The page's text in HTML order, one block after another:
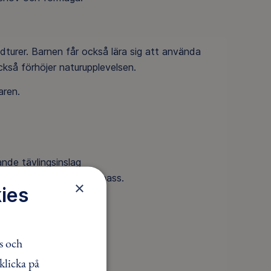
Barnen får också lära sig att använda
förhöjer naturupplevelsen.
tävlingsinslag
karta och kompass.
×
och
på